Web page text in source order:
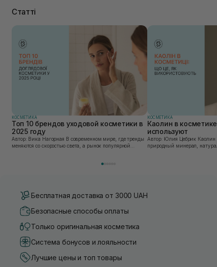
Статті
КОСМЕТИКА
Топ 10 брендов уходовой косметики в
2025 году
Автор: Вика Нагорная В современном мире, где тренды
меняются со скоростью света, а рынок популярной
КОСМЕТИКА
Каолин в
используют
Автор: Юлия Цебрик Каолин в косметологии – это
природный минерал,
Бесплатная доставка от 3000 UAH
Безопасные способы оплаты
Только оригинальная косметика
Система бонусов и лояльности
Лучшие цены и топ товары